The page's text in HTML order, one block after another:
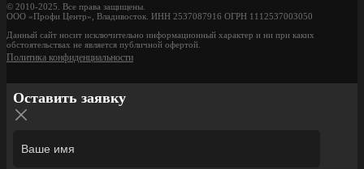
© 2010-2025. Все права защищены.
ООО «Профи Центр», Владивосток. ИНН 2537087916 ОГРН 1112537003050
Данный сайт носит исключительно информационный характер и ни при каких
обстоятельствах не является публичной офертой.
Политика конфиденциальности
Оставить заявку